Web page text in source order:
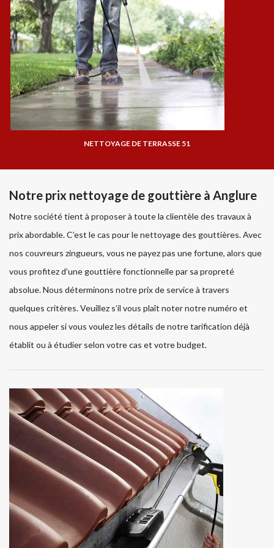
NETTOYAGE DE TERRASSE 51
Notre prix nettoyage de gouttière à Anglure
Notre société tient à proposer à toute la clientèle des travaux à
prix abordable. C’est le cas pour le nettoyage des gouttières. Avec
nos couvreurs zingueurs, vous ne payez pas une fortune, alors que
vous profitez d’une gouttière fonctionnelle par sa propreté
absolue. Nous déterminons notre prix de service à travers
quelques critères. Veuillez s’il vous plaît noter notre numéro et
nous appeler si vous voulez les détails de notre tarification déjà
établit ou à étudier selon votre cas et votre budget.